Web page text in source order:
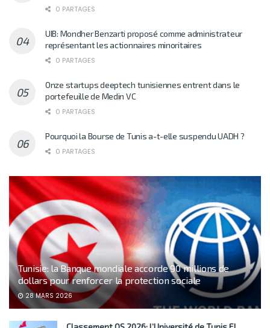
0 PARTAGES
UIB: Mondher Benzarti proposé comme administrateur
représentant les actionnaires minoritaires
0 PARTAGES
Onze startups deeptech tunisiennes entrent dans le
portefeuille de Medin VC
0 PARTAGES
Pourquoi la Bourse de Tunis a-t-elle suspendu UADH ?
0 PARTAGES
Tunisie: la Banque mondiale accorde 90 millions de
dollars pour renforcer la protection sociale
28 MARS 2026